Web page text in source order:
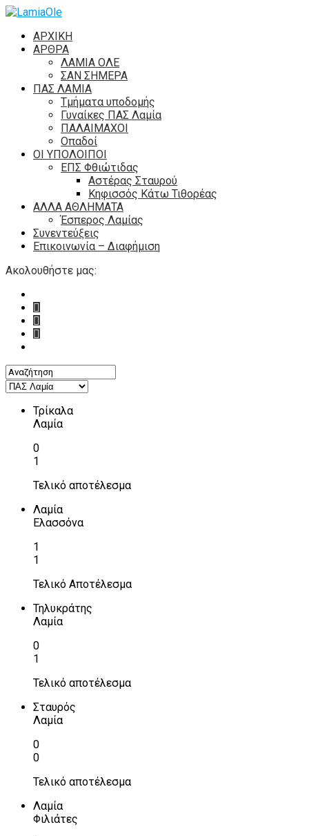
ΑΡΧΙΚΗ
ΑΡΘΡΑ
ΛΑΜΙΑ ΟΛΕ
ΣΑΝ ΣΗΜΕΡΑ
ΠΑΣ ΛΑΜΙΑ
Τμήματα υποδομής
Γυναίκες ΠΑΣ Λαμία
ΠΑΛΑΙΜΑΧΟΙ
Οπαδοί
ΟΙ ΥΠΟΛΟΙΠΟΙ
ΕΠΣ Φθιώτιδας
Αστέρας Σταυρού
Κηφισσός Κάτω Τιθορέας
ΑΛΛΑ ΑΘΛΗΜΑΤΑ
Έσπερος Λαμίας
Συνεντεύξεις
Επικοινωνία – Διαφήμιση
Ακολουθήστε μας:
Τρίκαλα
Λαμία
0
1
Τελικό αποτέλεσμα
Λαμία
Ελασσόνα
1
1
Τελικό Αποτέλεσμα
Τηλυκράτης
Λαμία
0
1
Τελικό αποτέλεσμα
Σταυρός
Λαμία
0
0
Τελικό αποτέλεσμα
Λαμία
Φιλιάτες